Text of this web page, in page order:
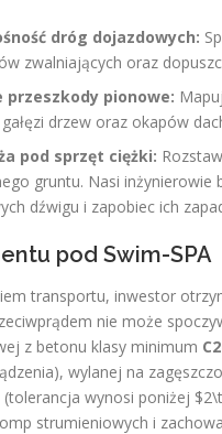
dróg dojazdowych:
zwalniających oraz
przeszkody pionowe:
drzew oraz okapów
pod sprzęt ciężki:
gruntu. Nasi inżynierowie
dźwigu i zapobiec ich
pod Swim-SPA
transportu, inwestor
nie może
z betonu klasy minimum
wylanej na
wynosi poniżej
strumieniowych i